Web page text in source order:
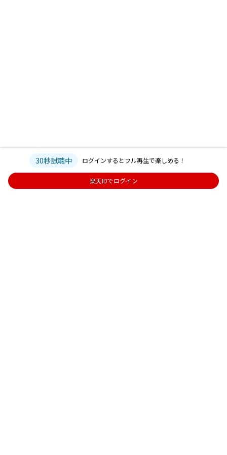
30秒試聴中 ログインするとフル再生で楽しめる！
楽天IDでログイン